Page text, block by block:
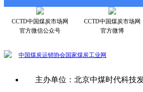
CCTD中国煤炭市场网
官方微信公众号
CCTD中国煤炭市场网
官方微博
中国煤炭运销协会国家煤炭工业网
主办单位：北京中煤时代科